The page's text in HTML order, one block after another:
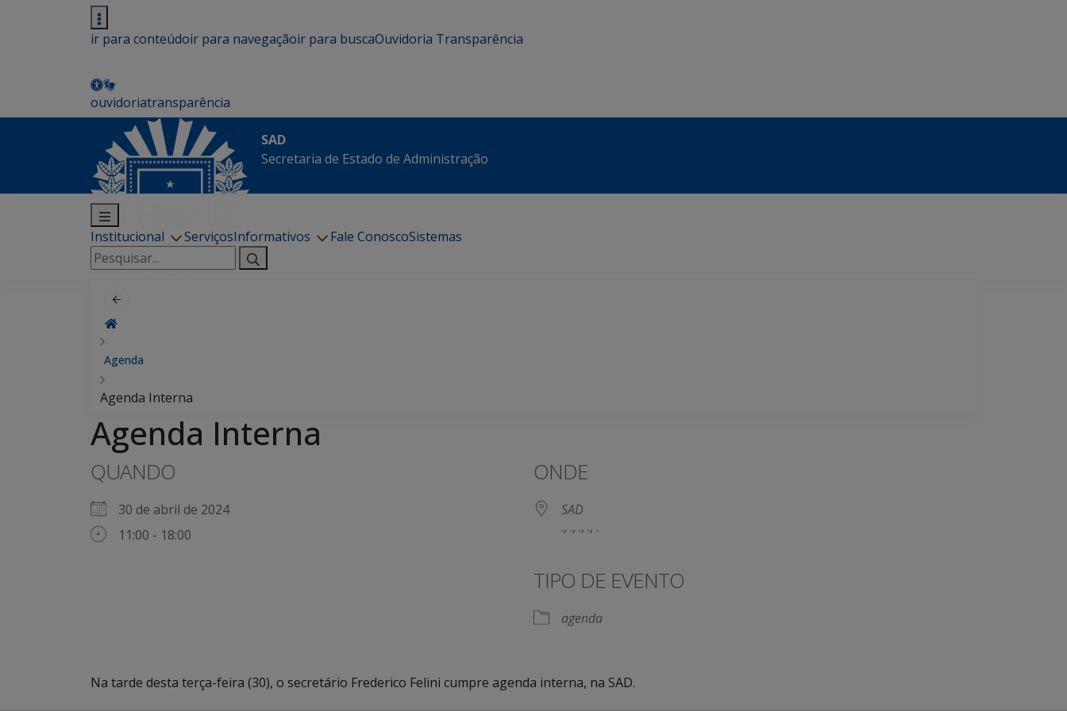
ir para conteúdoir para navegaçãoir para buscaOuvidoria Transparência
ouvidoriatransparência
SAD
Secretaria de Estado de Administração
Institucional ServiçosInformativos Fale ConoscoSistemas
Pesquisar
por:
Agenda
Agenda Interna
Agenda Interna
QUANDO
30 de abril de 2024
11:00 - 18:00
ONDE
SAD
., ., ., ., .
TIPO DE EVENTO
agenda
Na tarde desta terça-feira (30), o secretário Frederico Felini cumpre agenda interna, na SAD.